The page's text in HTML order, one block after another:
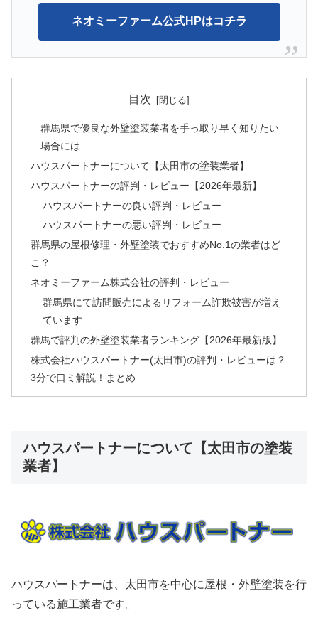
ネオミーファーム公式HPはコチラ
目次
群馬県で優良な外壁塗装業者を手っ取り早く知りたい
場合には
ハウスパートナーについて【太田市の塗装業者】
ハウスパートナーの評判・レビュー【2026年最新】
ハウスパートナーの良い評判・レビュー
ハウスパートナーの悪い評判・レビュー
群馬県の屋根修理・外壁塗装でおすすめNo.1の業者はど
こ？
ネオミーファーム株式会社の評判・レビュー
群馬県にて訪問販売によるリフォーム詐欺被害が増え
ています
群馬で評判の外壁塗装業者ランキング【2026年最新版】
株式会社ハウスパートナー(太田市)の評判・レビューは？
3分で口ミ解説！まとめ
ハウスパートナーについて【太田市の塗装
業者】
ハウスパートナーは、太田市を中心に屋根・外壁塗装を行
っている施工業者です。